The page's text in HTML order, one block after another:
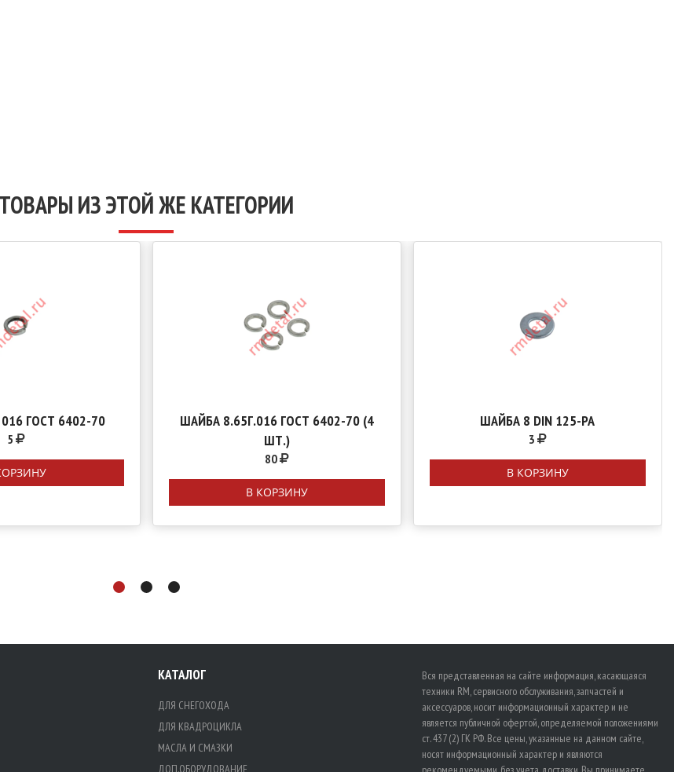
ТОВАРЫ ИЗ ЭТОЙ ЖЕ КАТЕГОРИИ
ГОСТ 6402-70
5
ШАЙБА 8.65Г.016 ГОСТ 6402-70 (4
ШТ.)
80
В КОРЗИНУ
ШАЙБА 8 DIN 125-PA
3
В КОРЗИНУ
КАТАЛОГ
ДЛЯ СНЕГОХОДА
ДЛЯ КВАДРОЦИКЛА
МАСЛА И СМАЗКИ
ДОП.ОБОРУДОВАНИЕ
Вся представленная на сайте информация, касающаяся
техники RM, сервисного обслуживания, запчастей и
аксессуаров, носит информационный характер и не
является публичной офертой, определяемой положениями
ст. 437 (2) ГК РФ. Все цены, указанные на данном сайте,
носят информационный характер и являются